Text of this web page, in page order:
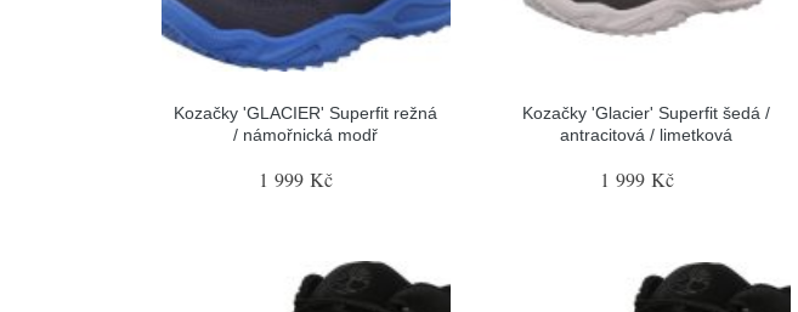
Kozačky 'GLACIER' Superfit režná
/ námořnická modř
1 999 Kč
Kozačky 'Glacier' Superfit šedá /
antracitová / limetková
1 999 Kč